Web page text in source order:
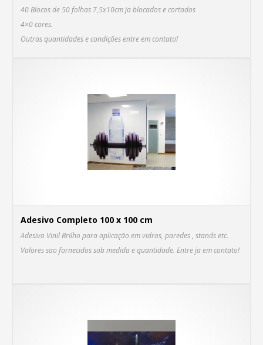
40 Blocos de 50 folhas 7,5x10cm ja blocados e cortados
4×0 cores.
Outras quantidades e condições entre em contato!
Adesivo Completo 100 x 100 cm
Adesivo Vinil Brilho para aplicação em vidros, paredes , stands etc.
Valores sao fornecidos sob medida e quantidade. Entre ja em contato!